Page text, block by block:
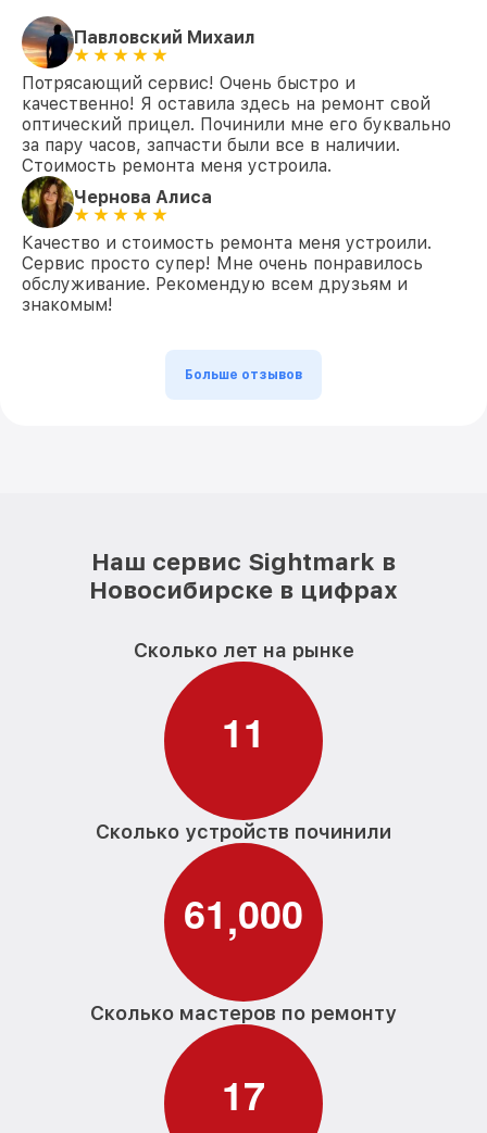
Павловский Михаил
Потрясающий сервис! Очень быстро и
качественно! Я оставила здесь на ремонт свой
оптический прицел. Починили мне его буквально
за пару часов, запчасти были все в наличии.
Стоимость ремонта меня устроила.
Чернова Алиса
Качество и стоимость ремонта меня устроили.
Сервис просто супер! Мне очень понравилось
обслуживание. Рекомендую всем друзьям и
знакомым!
Больше отзывов
Наш сервис Sightmark в
Новосибирске в цифрах
Сколько лет на рынке
11
Сколько устройств починили
61,000
Сколько мастеров по ремонту
17